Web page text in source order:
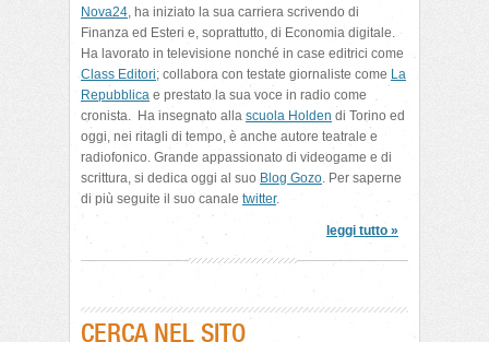
Nova24, ha iniziato la sua carriera scrivendo di
Finanza ed Esteri e, soprattutto, di Economia digitale.
Ha lavorato in televisione nonché in case editrici come
Class Editori; collabora con testate giornaliste come La
Repubblica e prestato la sua voce in radio come
cronista. Ha insegnato alla scuola Holden di Torino ed
oggi, nei ritagli di tempo, è anche autore teatrale e
radiofonico. Grande appassionato di videogame e di
scrittura, si dedica oggi al suo Blog Gozo. Per saperne
di più seguite il suo canale twitter.
leggi tutto »
CERCA NEL SITO